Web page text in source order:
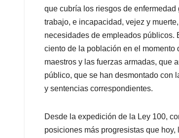
que cubría los riesgos de
trabajo, e incapacidad, vejez y
necesidades de empleados públicos.
ciento de la población en el
maestros y las fuerzas armadas, que
público, que se han desmontado con
y sentencias correspondientes.
Desde la expedición de la Ley 100,
posiciones más progresistas que